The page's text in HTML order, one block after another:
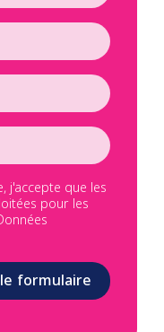
j'accepte que les
pour les
formulaire